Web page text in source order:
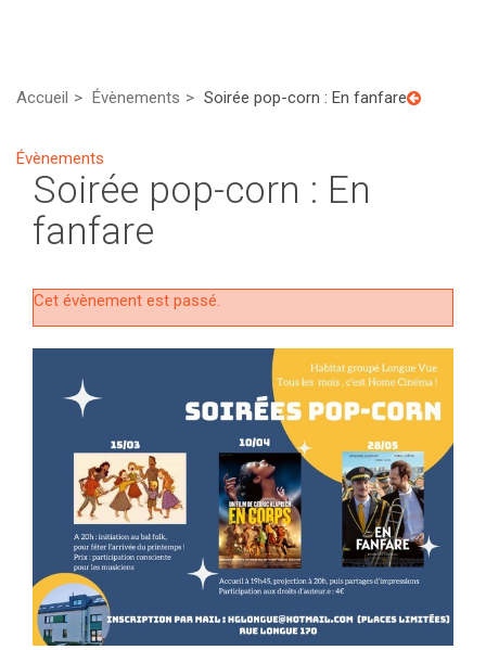
Accueil Évènements Soirée pop-corn : En fanfare
Évènements
Soirée pop-corn : En
fanfare
Cet évènement est passé.